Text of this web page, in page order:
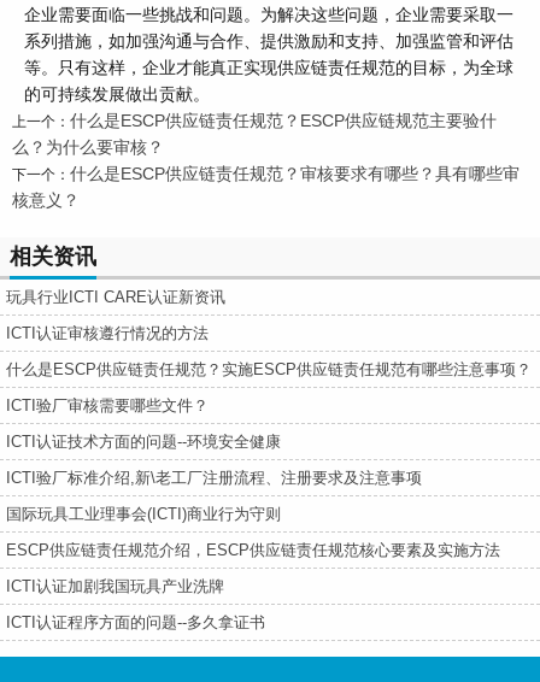
企业需要面临一些挑战和问题。为解决这些问题，企业需要采取一
系列措施，如加强沟通与合作、提供激励和支持、加强监管和评估
等。只有这样，企业才能真正实现供应链责任规范的目标，为全球
的可持续发展做出贡献。
上一个： 什么是ESCP供应链责任规范？ESCP供应链规范主要验什
么？为什么要审核？
下一个： 什么是ESCP供应链责任规范？审核要求有哪些？具有哪些审
核意义？
相关资讯
玩具行业ICTI CARE认证新资讯
ICTI认证审核遵行情况的方法
什么是ESCP供应链责任规范？实施ESCP供应链责任规范有哪些注意事项？
ICTI验厂审核需要哪些文件？
ICTI认证技术方面的问题--环境安全健康
ICTI验厂标准介绍,新\老工厂注册流程、注册要求及注意事项
国际玩具工业理事会(ICTI)商业行为守则
ESCP供应链责任规范介绍，ESCP供应链责任规范核心要素及实施方法
ICTI认证加剧我国玩具产业洗牌
ICTI认证程序方面的问题--多久拿证书